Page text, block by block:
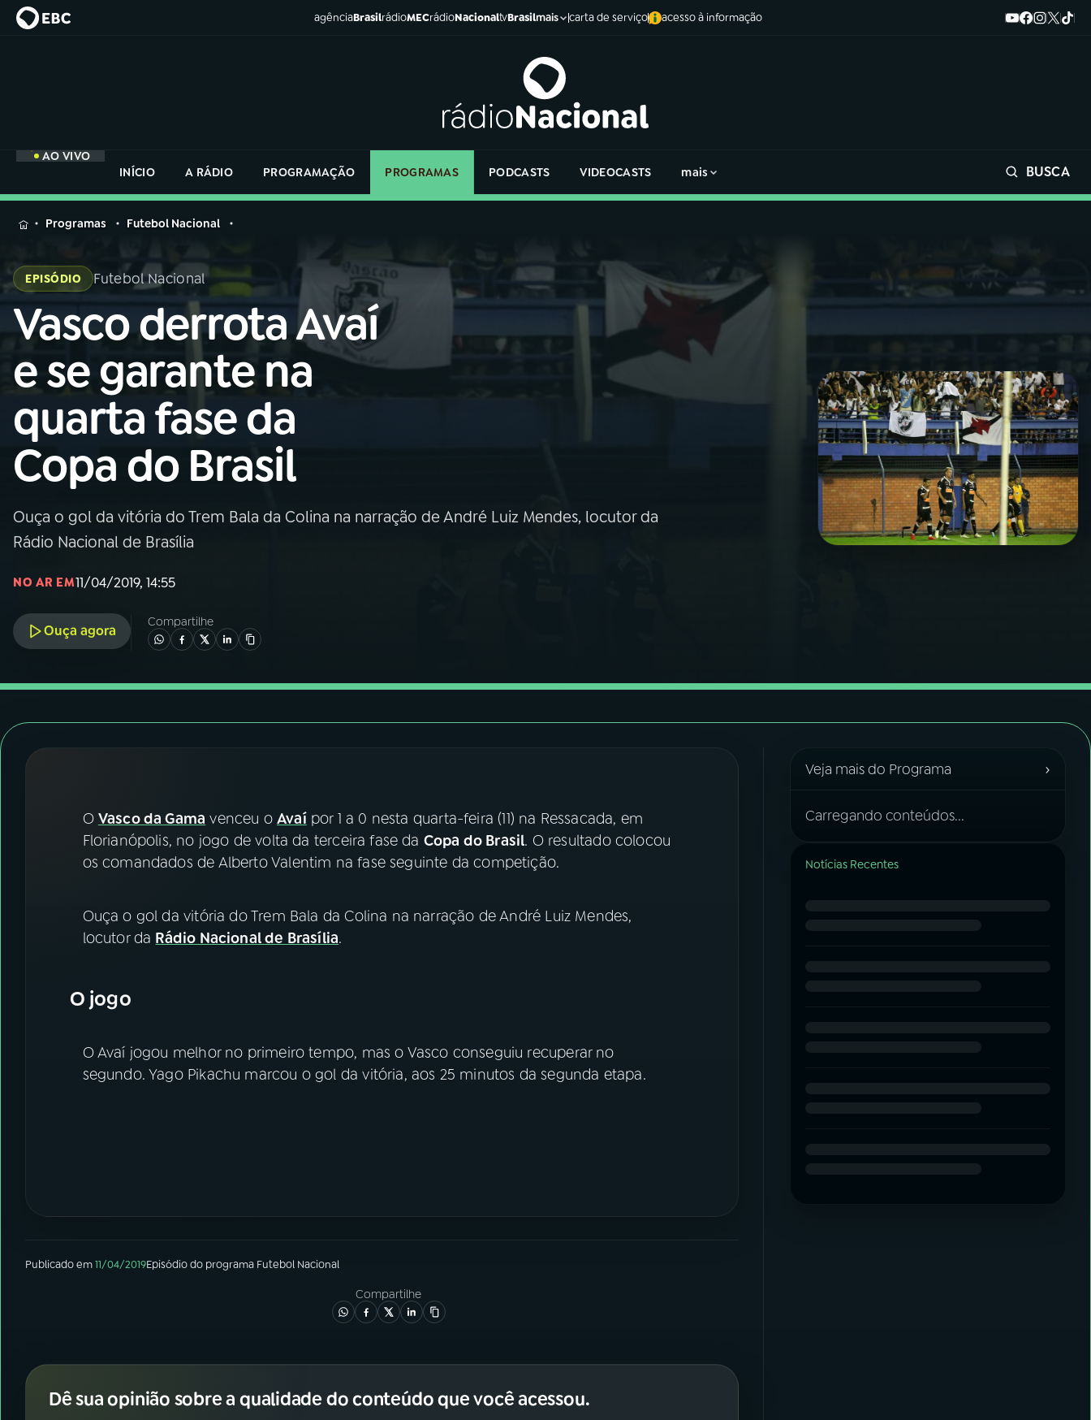
agênciaBrasilrádioMECrádioNacionaltvBrasilmais carta de serviço acesso à informação
AO VIVO
INÍCIO
A RÁDIO PROGRAMAÇÃO PROGRAMAS PODCASTS VIDEOCASTS mais BUSCA
MENU
Buscar
na
Rádio
Nacional
Buscar
01INÍCIO
02A RÁDIO
03PROGRAMAÇÃO
05 PODCASTS
ACOMPANHE A RÁDIO NACIONAL
YouTube Facebook
Instagram X
na
Rádio
Programas Futebol Nacional
EPISÓDIO Futebol Nacional
Vasco derrota Avaí
e se garante na
quarta fase da
Copa do Brasil
Ouça o gol da vitória do Trem Bala da Colina na narração de André Luiz Mendes, locutor da
Rádio Nacional de Brasília
NO AR EM11/04/2019, 14:55
Ouça agora
Compartilhe
O Vasco da Gama venceu oAvaípor 1 a 0 nesta quarta-feira (11) na Ressacada, em
Florianópolis, no jogo de volta da terceira fase da Copa do Brasil. O resultado colocou
os comandados de Alberto Valentim na fase seguinte da competição.
Ouça o gol da vitória do Trem Bala da Colina na narração de André Luiz Mendes,
locutor da Rádio Nacional de Brasília.
O jogo
O Avaí jogou melhor no primeiro tempo, mas o Vasco conseguiu recuperar no
segundo. Yago Pikachu marcou o gol da vitória, aos 25 minutos da segunda etapa.
Publicado em11/04/2019Episódiodo programa Futebol Nacional
Compartilhe
Dê sua opinião sobre a qualidade do conteúdo que você acessou.
Veja mais do Programa ›
Carregando conteúdos...
Notícias Recentes